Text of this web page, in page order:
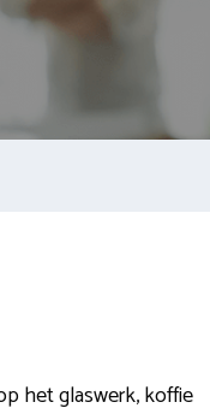
het glaswerk, koffie